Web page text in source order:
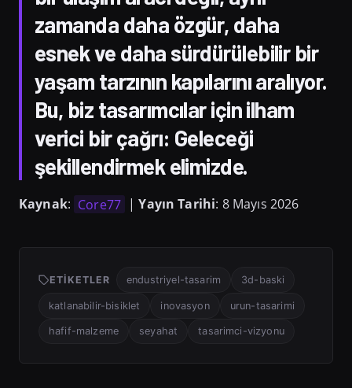
zamanda daha özgür, daha
esnek ve daha sürdürülebilir bir
yaşam tarzının kapılarını aralıyor.
Bu, biz tasarımcılar için ilham
verici bir çağrı: Geleceği
şekillendirmek elimizde.
Kaynak: Core77 |Yayın Tarihi: 8 Mayıs 2026
ETIKETLER endustriyel-tasarim 3d-baski
katlanabilir-bisiklet inovasyon urun-tasarimi
hafif-malzeme seyahat tasarimci-vizyonu